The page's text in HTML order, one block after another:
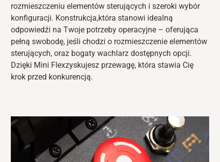
rozmieszczeniu elementów sterujących i szeroki wybór
konfiguracji. Konstrukcja,która stanowi idealną
odpowiedźi naTwoje potrzeby operacyjne – oferująca
pełną swobodę, jeśli chodzi o rozmieszczenie elementów
sterujących, oraz bogaty wachlarz dostępnych opcji.
Dzięki Mini Flexzyskujesz przewagę, która stawia Cię
krok przed konkurencją.